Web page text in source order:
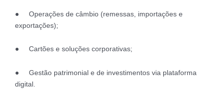
● Operações de câmbio (remessas, importações e
exportações);
● Cartões e soluções corporativas;
● Gestão patrimonial e de investimentos via plataforma
digital.